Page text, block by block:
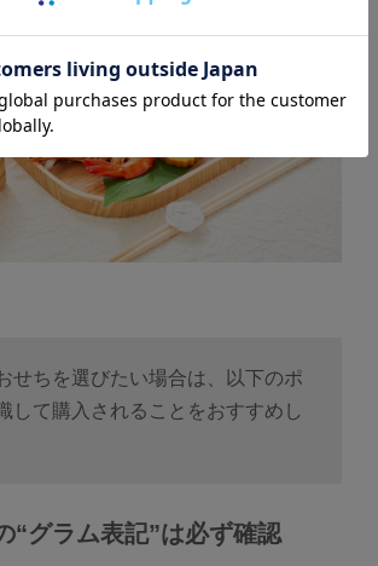
せちを選びたい場合は、以下のポ
して購入されることをおすすめし
“グラム表記”は必ず確認